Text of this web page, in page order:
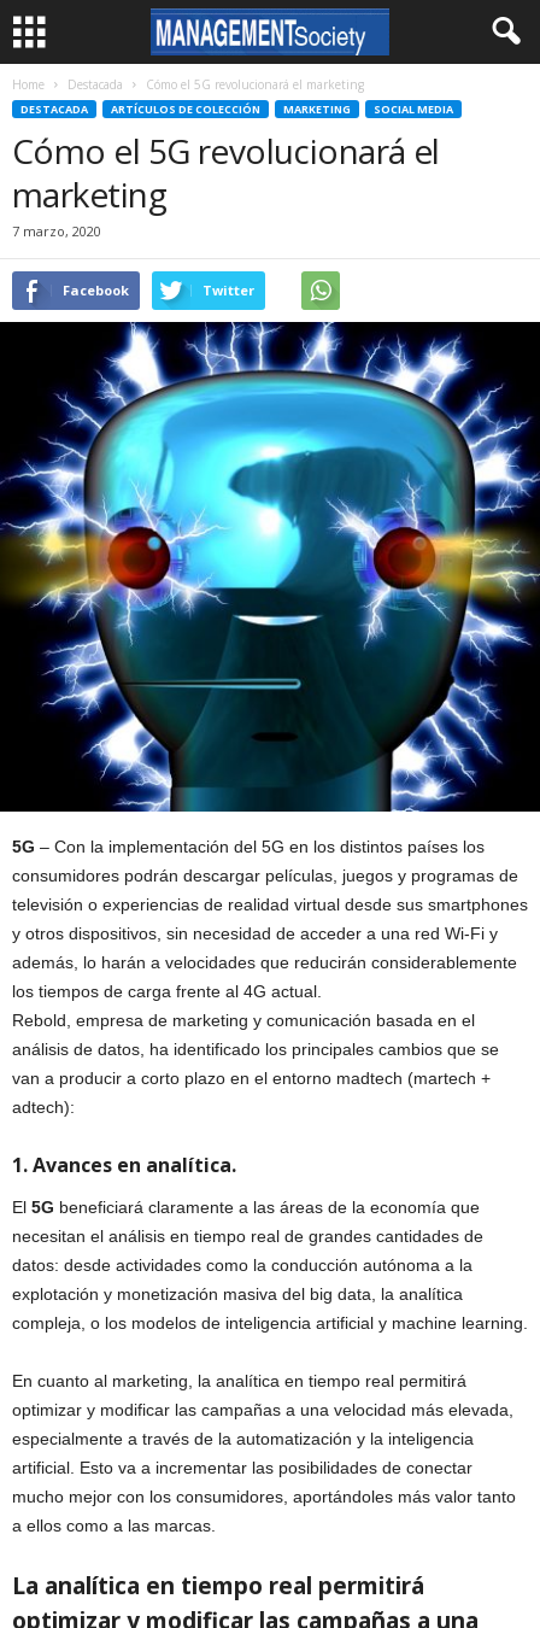
Home Destacada Cómo el 5G revolucionará el marketing
DESTACADA ARTÍCULOS DE COLECCIÓN MARKETING SOCIAL MEDIA
Cómo el 5G revolucionará el
marketing
7 marzo, 2020
Facebook Twitter
5G – Con la implementación del 5G en los distintos países los
consumidores podrán descargar películas, juegos y programas de
televisión o experiencias de realidad virtual desde sus smartphones
y otros dispositivos, sin necesidad de acceder a una red Wi-Fi y
además, lo harán a velocidades que reducirán considerablemente
los tiempos de carga frente al 4G actual.
Rebold, empresa de marketing y comunicación basada en el
análisis de datos, ha identificado los principales cambios que se
van a producir a corto plazo en el entorno madtech (martech +
adtech):
1. Avances en analítica.
El 5G beneficiará claramente a las áreas de la economía que
necesitan el análisis en tiempo real de grandes cantidades de
datos: desde actividades como la conducción autónoma a la
explotación y monetización masiva del big data, la analítica
compleja, o los modelos de inteligencia artificial y machine learning.
En cuanto al marketing, la analítica en tiempo real permitirá
optimizar y modificar las campañas a una velocidad más elevada,
especialmente a través de la automatización y la inteligencia
artificial. Esto va a incrementar las posibilidades de conectar
mucho mejor con los consumidores, aportándoles más valor tanto
a ellos como a las marcas.
La analítica en tiempo real permitirá
optimizar y modificar las campañas a una